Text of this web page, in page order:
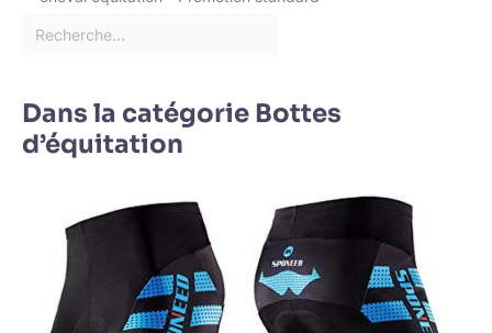
Dans la catégorie Bottes
d’équitation